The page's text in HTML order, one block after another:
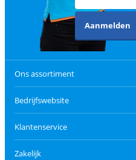
Aanmelden
Ons assortiment
Bedrijfswebsite
Klantenservice
Zakelijk